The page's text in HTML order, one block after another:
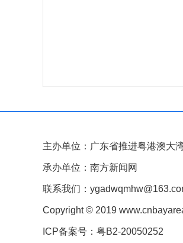
主办单位：广东省推进粤港澳大
承办单位：南方新闻网
联系我们：
Copyright © 2019
ICP备案号：粤B2-20050252